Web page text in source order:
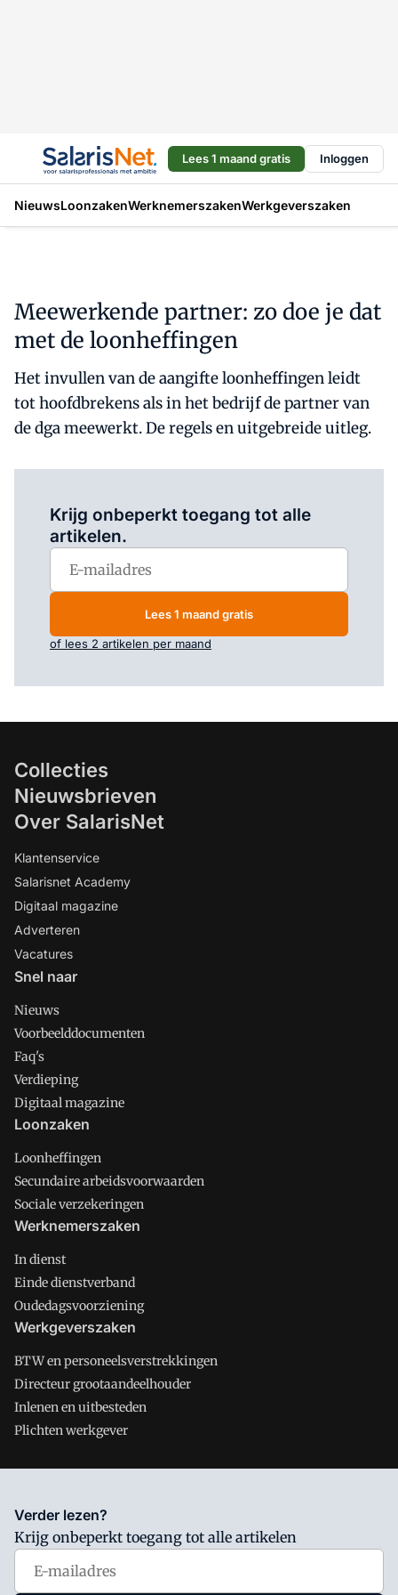
Lees 1 maand gratis Inloggen
NieuwsLoonzakenWerknemerszakenWerkgeverszaken
Meewerkende partner: zo doe je dat
met de loonheffingen
Het invullen van de aangifte loonheffingen leidt
tot hoofdbrekens als in het bedrijf de partner van
de dga meewerkt. De regels en uitgebreide uitleg.
Krijg onbeperkt toegang tot alle
artikelen.
Lees 1 maand gratis
of lees 2 artikelen per maand
Collecties
Nieuwsbrieven
Over SalarisNet
Klantenservice
Salarisnet Academy
Digitaal magazine
Adverteren
Vacatures
Snel naar
Nieuws
Voorbeelddocumenten
Faq's
Verdieping
Digitaal magazine
Loonzaken
Loonheffingen
Secundaire arbeidsvoorwaarden
Sociale verzekeringen
Werknemerszaken
In dienst
Einde dienstverband
Oudedagsvoorziening
Werkgeverszaken
BTW en personeelsverstrekkingen
Directeur grootaandeelhouder
Inlenen en uitbesteden
Plichten werkgever
Salarisnet is onderdeel van VMN media. Lees in
waar VMN media voor staat. Op gebruik van deze site zijn de
volgende regelingen van toepassing:Algemene Voorwaarden
Privacy en Cookie beleid
Verder lezen?
Krijg onbeperkt toegang tot alle artikelen